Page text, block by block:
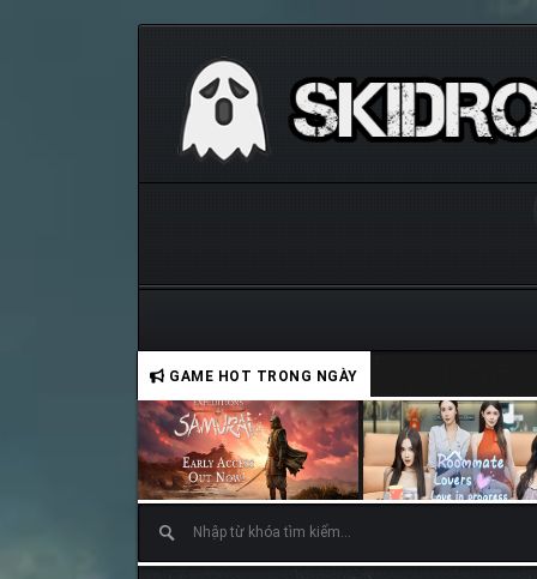
GAME HOT TRONG NGÀY